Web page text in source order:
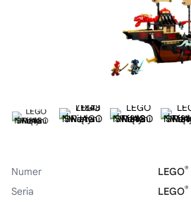
Numer LEGO®
Seria
LEGO®